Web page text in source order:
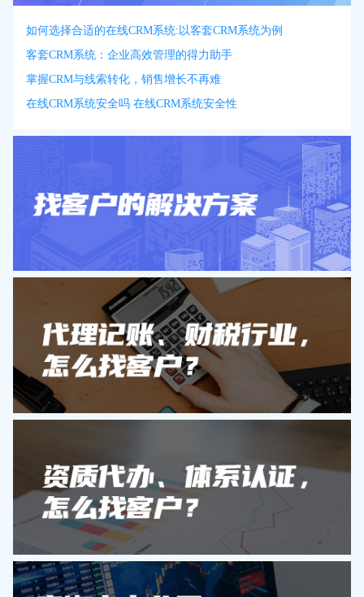
如何选择合适的在线CRM系统:以客套CRM系统为例
客套CRM系统：企业高效管理的得力助手
掌握CRM与线索转化，销售增长不再难
在线CRM系统安全吗 在线CRM系统安全性